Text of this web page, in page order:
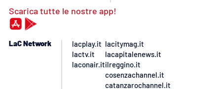
Scarica tutte le nostre app!
LaC Network
lacplay.it
lactv.it
laconair.it
lacitymag.it
lacapitalenews.it
ilreggino.it
cosenzachannel.it
catanzarochannel.it